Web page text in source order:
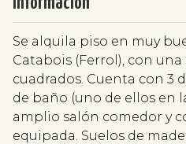
Se alquila piso en muy
Catabois (Ferrol), con
cuadrados. Cuenta con 3
de baño (uno de ellos en
amplio salón comedor y
equipada. Suelos de